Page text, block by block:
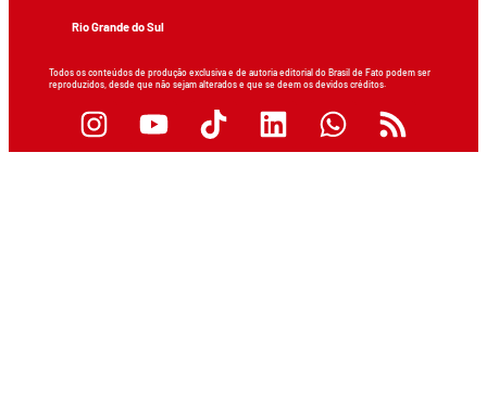
Rio Grande do Sul
Todos os conteúdos de produção exclusiva e de autoria editorial do Brasil de Fato podem ser
reproduzidos, desde que não sejam alterados e que se deem os devidos créditos.